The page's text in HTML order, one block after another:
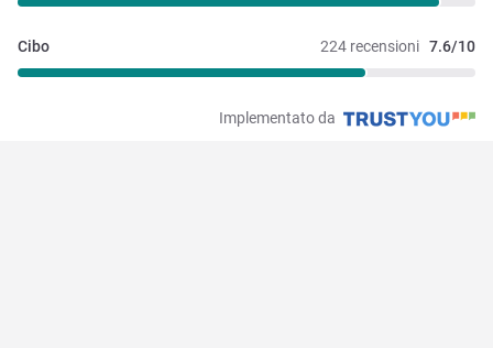
224 recensioni 7.6/10
Cibo
Implementato da